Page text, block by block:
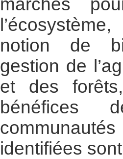
marchés
notion de
gestion de
et des
identifiées